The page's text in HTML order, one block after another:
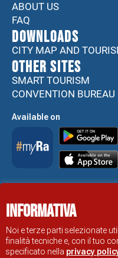
ABOUT US
FAQ
DOWNLOADS
CITY MAP AND
Other sites
SMART TOURISM
CONVENTION BUREAU
Available on
RAVENNA
Informativa
Noi e terze parti selezionate
finalità tecniche e, con il tuo
specificato nella privacy